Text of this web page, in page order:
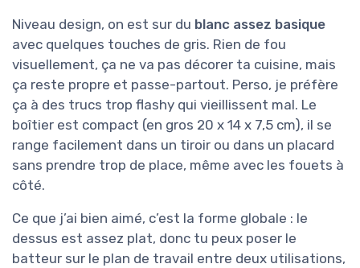
Niveau design, on est sur du blanc assez basique
avec quelques touches de gris. Rien de fou
visuellement, ça ne va pas décorer ta cuisine, mais
ça reste propre et passe-partout. Perso, je préfère
ça à des trucs trop flashy qui vieillissent mal. Le
boîtier est compact (en gros 20 x 14 x 7,5 cm), il se
range facilement dans un tiroir ou dans un placard
sans prendre trop de place, même avec les fouets à
côté.
Ce que j’ai bien aimé, c’est la forme globale : le
dessus est assez plat, donc tu peux poser le
batteur sur le plan de travail entre deux utilisations,